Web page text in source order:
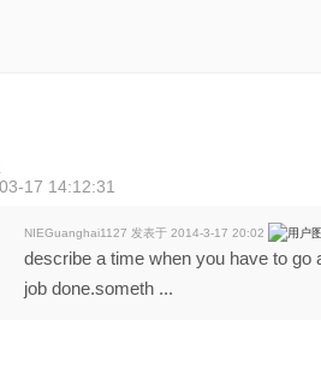
17 14:12:31
NIEGuanghai1127 发表于 2014-3-17 20:02
describe a time when you have to go
job done.someth ...